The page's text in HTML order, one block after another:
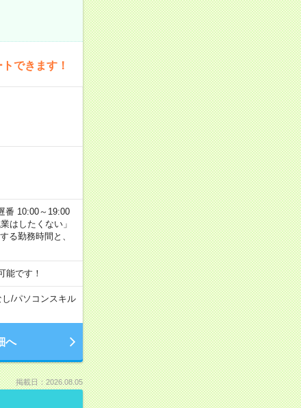
できます！
番 10:00～19:00
はしたくない」
る勤務時間と、
能です！
/パソコンスキル
へ
掲載日：2026.08.05